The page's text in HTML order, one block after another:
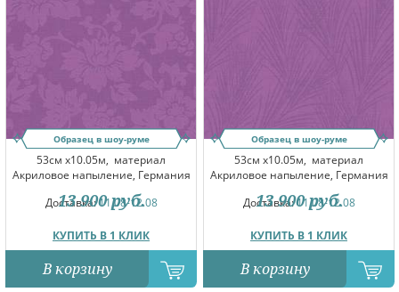
Образец в шоу-руме
53см x10.05м, материал
Акриловое напыление, Германия
Доставка:11.08-12.08
КУПИТЬ В 1 КЛИК
13 900 руб.
В корзину
Образец в шоу-руме
53см x10.05м, материал
Акриловое напыление, Германия
Доставка:11.08-12.08
КУПИТЬ В 1 КЛИК
13 900 руб.
В корзину